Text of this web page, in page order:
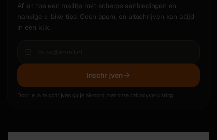
Af en toe een mailtje met scherpe aanbiedingen en
handige e-bike tips. Geen spam, en uitschrijven kan altijd
in één klik.
Inschrijven
Door je in te schrijven ga je akkoord met onze privacyverklaring.